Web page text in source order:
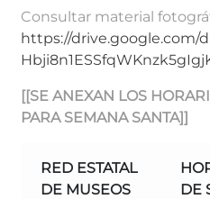
Consultar material
https://drive.google.com/
[[SE ANEXAN LOS
PARA SEMANA SANTA]]
RED ESTATAL
DE MUSEOS
DE